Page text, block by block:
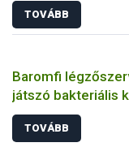
TOVÁBB
Baromfi
játszó bakteriális
TOVÁBB